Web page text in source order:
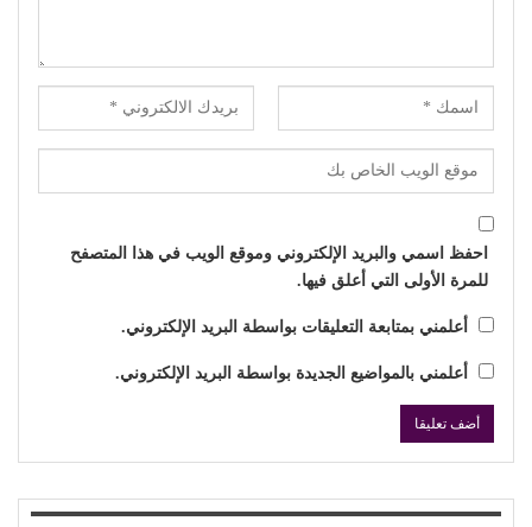
احفظ اسمي والبريد الإلكتروني وموقع الويب في هذا المتصفح
للمرة الأولى التي أعلق فيها.
أعلمني بمتابعة التعليقات بواسطة البريد الإلكتروني.
أعلمني بالمواضيع الجديدة بواسطة البريد الإلكتروني.